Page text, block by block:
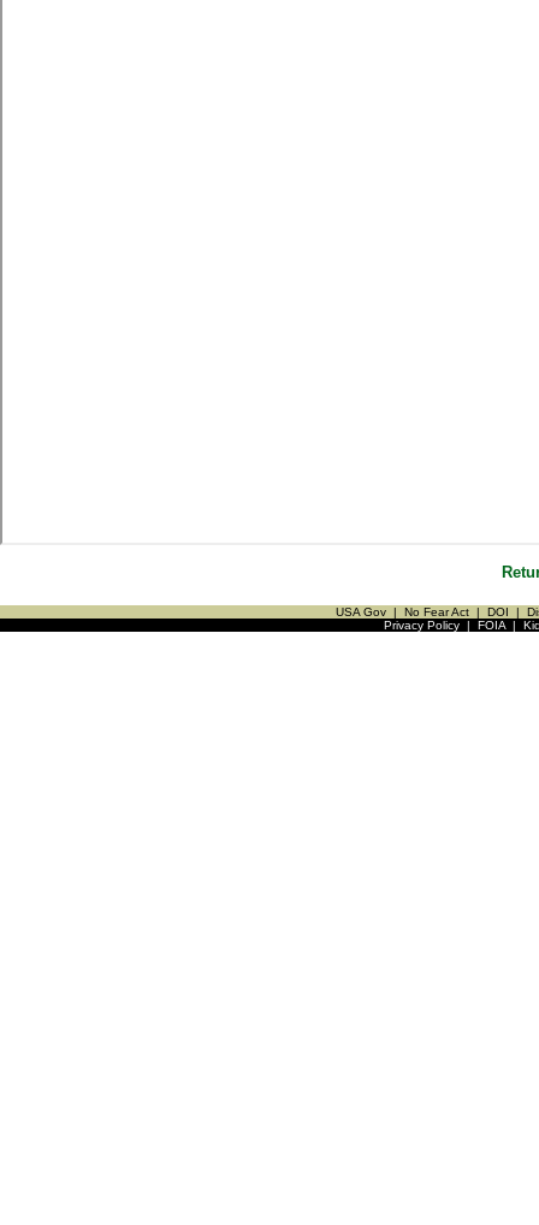
USA Gov | No Fear Act | DOI |
Privacy Policy| FOIA|